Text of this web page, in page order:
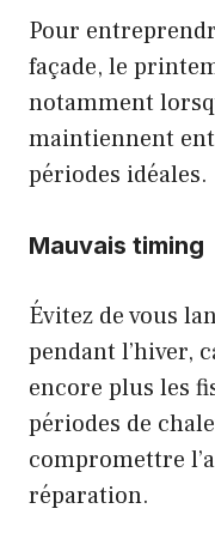
Pour
façade, le
notamment
maintiennent
périodes idéales.
Mauvais timing
Évitez de vous
pendant l’hiver,
encore plus les
périodes de
compromettre
réparation.